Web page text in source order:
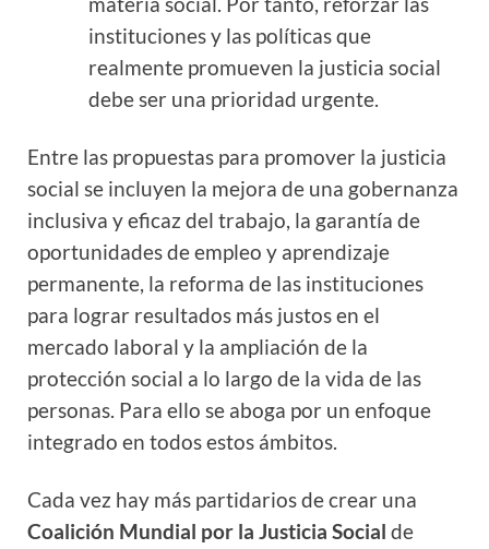
instituciones y las políticas que
realmente promueven la justicia social
debe ser una prioridad urgente.
Entre las propuestas para promover la justicia
social se incluyen la mejora de una gobernanza
inclusiva y eficaz del trabajo, la garantía de
oportunidades de empleo y aprendizaje
permanente, la reforma de las instituciones
para lograr resultados más justos en el
mercado laboral y la ampliación de la
protección social a lo largo de la vida de las
personas. Para ello se aboga por un enfoque
integrado en todos estos ámbitos.
Cada vez hay más partidarios de crear una
Coalición Mundial por la Justicia Social de